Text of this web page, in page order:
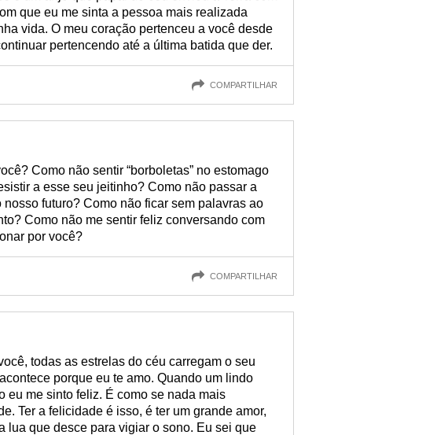
que eu me sinta a pessoa mais realizada
vida. O meu coração pertenceu a você desde
pertencendo até a última batida que der.
COMPARTILHAR
Como não sentir “borboletas” no estomago
a esse seu jeitinho? Como não passar a
futuro? Como não ficar sem palavras ao
Como não me sentir feliz conversando com
por você?
COMPARTILHAR
todas as estrelas do céu carregam o seu
porque eu te amo. Quando um lindo
eu me sinto feliz. É como se nada mais
Ter a felicidade é isso, é ter um grande amor,
lua que desce para vigiar o sono. Eu sei que